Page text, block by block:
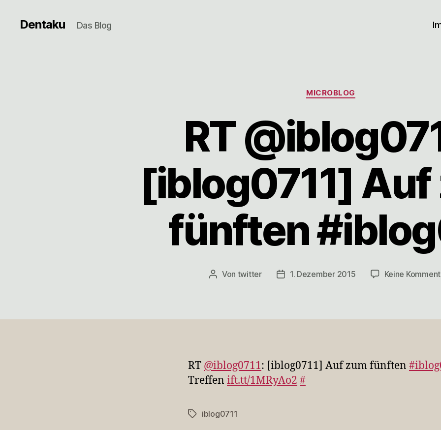
Dentaku Das Blog
Kategorien
MICROBLOG
RT
[iblog0711] Auf
fünften
Beitragsautor
Von twitter Veröffentlichungsdatum
1. Dezember 2015 Keine
RT @iblog0711: [iblog0711] Auf zum fünften
Treffen ift.tt/1MRyAo2 #
Schlagwörter
iblog0711